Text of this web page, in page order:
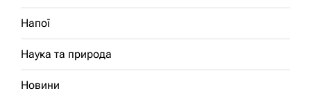
Напої
Наука та природа
Новини